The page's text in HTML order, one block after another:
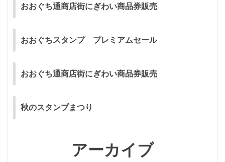
おおぐち通商店街にぎわい商品券販売
おおぐちスタンプ プレミアムセール
おおぐち通商店街にぎわい商品券販売
秋のスタンプまつり
アーカイブ